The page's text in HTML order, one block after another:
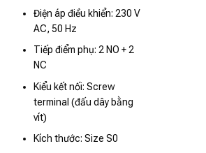
Điện áp điều khiển: 230 V
AC, 50 Hz
Tiếp điểm phụ: 2 NO + 2
NC
Kiểu kết nối: Screw
terminal (đấu dây bằng
vít)
Kích thước: Size S0